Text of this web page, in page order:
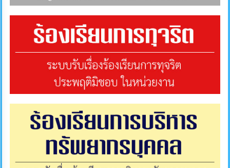
Q&A
ข้อมูล